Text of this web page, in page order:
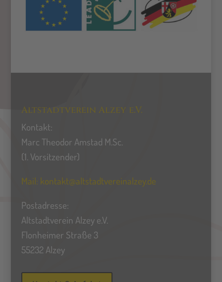
Altstadtverein Alzey e.V.
Kontakt:
Marc Theodor Amstad M.Sc.
(1. Vorsitzender)
Mail: kontakt@altstadtvereinalzey.de
Postadresse:
Altstadtverein Alzey e.V.
Flonheimer Straße 3
55232 Alzey